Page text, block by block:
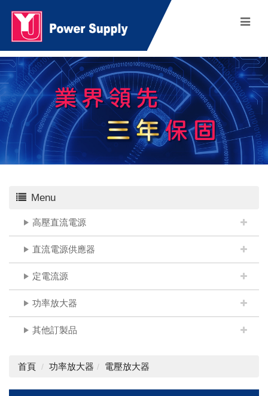
Menu
高壓直流電源
直流電源供應器
定電流源
功率放大器
其他訂製品
首頁 功率放大器 電壓放大器